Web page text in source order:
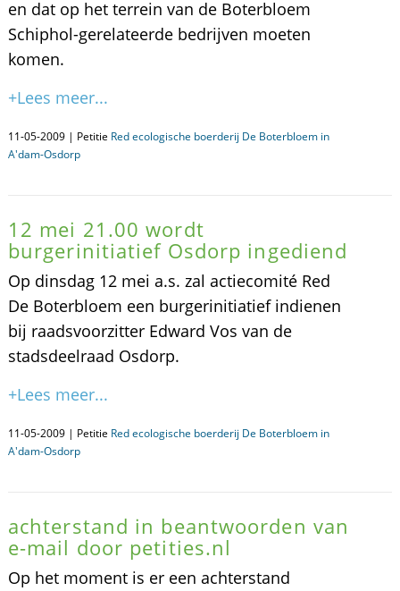
en dat op het terrein van de Boterbloem
Schiphol-gerelateerde bedrijven moeten
komen.
+Lees meer...
11-05-2009 | Petitie Red ecologische boerderij De Boterbloem in
A'dam-Osdorp
12 mei 21.00 wordt
burgerinitiatief Osdorp ingediend
Op dinsdag 12 mei a.s. zal actiecomité Red
De Boterbloem een burgerinitiatief indienen
bij raadsvoorzitter Edward Vos van de
stadsdeelraad Osdorp.
+Lees meer...
11-05-2009 | Petitie Red ecologische boerderij De Boterbloem in
A'dam-Osdorp
achterstand in beantwoorden van
e-mail door petities.nl
Op het moment is er een achterstand